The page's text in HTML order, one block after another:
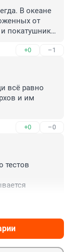
В океане
от
покатушники
по головам.
обычно не
+0 –1
всё равно
и им
+0 –0
тестов